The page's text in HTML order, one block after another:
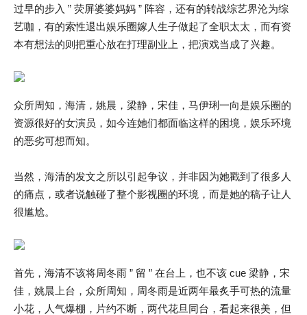
过早的步入 ” 荧屏婆婆妈妈 ” 阵容，还有的转战综艺界沦为综
艺咖，有的索性退出娱乐圈嫁人生子做起了全职太太，而有资
本有想法的则把重心放在打理副业上，把演戏当成了兴趣。
众所周知，海清，姚晨，梁静，宋佳，马伊琍一向是娱乐圈的
资源很好的女演员，如今连她们都面临这样的困境，娱乐环境
的恶劣可想而知。
当然，海清的发文之所以引起争议，并非因为她戳到了很多人
的痛点，或者说触碰了整个影视圈的环境，而是她的稿子让人
很尴尬。
首先，海清不该将周冬雨 ” 留 ” 在台上，也不该 cue 梁静，宋
佳，姚晨上台，众所周知，周冬雨是近两年最炙手可热的流量
小花，人气爆棚，片约不断，两代花旦同台，看起来很美，但